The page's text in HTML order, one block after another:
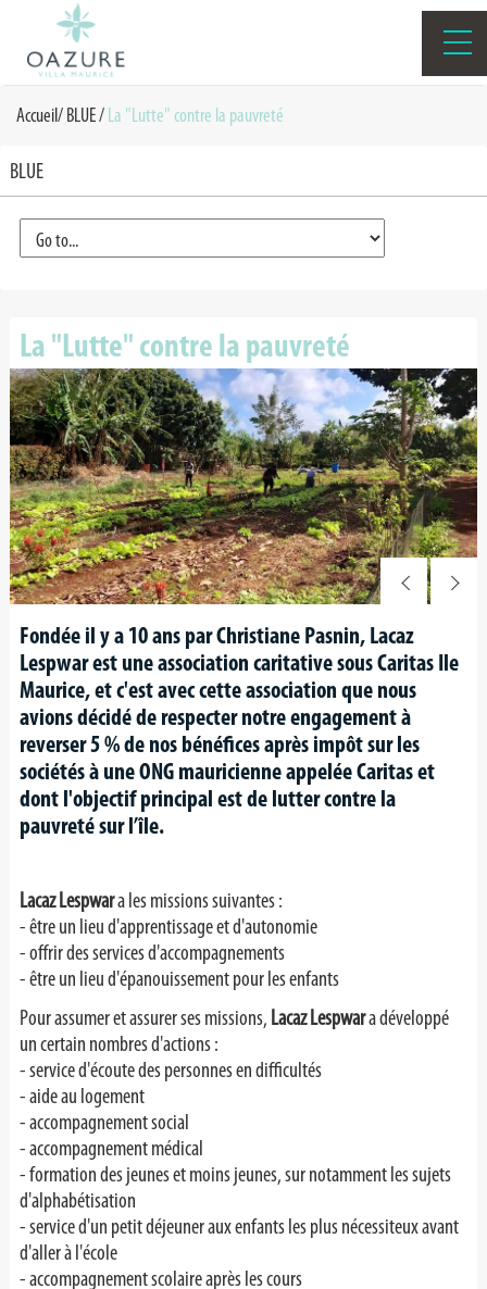
Accueil/BLUE/La "Lutte" contre la pauvreté
BLUE
La "Lutte" contre la pauvreté
Fondée il y a 10 ans par Christiane Pasnin, Lacaz
Lespwar est une association caritative sous Caritas Ile
Maurice, et c'est avec cette association que nous
avions décidé de respecter notre engagement à
reverser 5 % de nos bénéfices après impôt sur les
sociétés à une ONG mauricienne appelée Caritas et
dont l'objectif principal est de lutter contre la
pauvreté sur l’île.
Lacaz Lespwara les missions suivantes :
- être un lieu d'apprentissage et d'autonomie
- offrir des services d'accompagnements
- être un lieu d'épanouissement pour les enfants
Pour assumer et assurer ses missions, Lacaz Lespwara développé
un certain nombres d'actions :
- service d'écoute des personnes en difficultés
- aide au logement
- accompagnement social
- accompagnement médical
- formation des jeunes et moins jeunes, sur notamment les sujets
d'alphabétisation
- service d'un petit déjeuner aux enfants les plus nécessiteux avant
d'aller à l'école
- accompagnement scolaire après les cours